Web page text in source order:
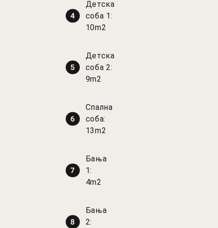
Детска
соба 1:
10m2
Детска
соба 2:
9m2
Спална
соба:
13m2
Бања
1:
4m2
Бања
2: